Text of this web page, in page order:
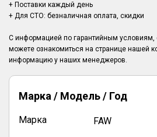
+ Поставки каждый день
+ Для СТО: безналичная оплата, скидки
С информацией по гарантийным условиям,
можете ознакомиться на странице нашей
Марка / Модель / Год
Марка FAW